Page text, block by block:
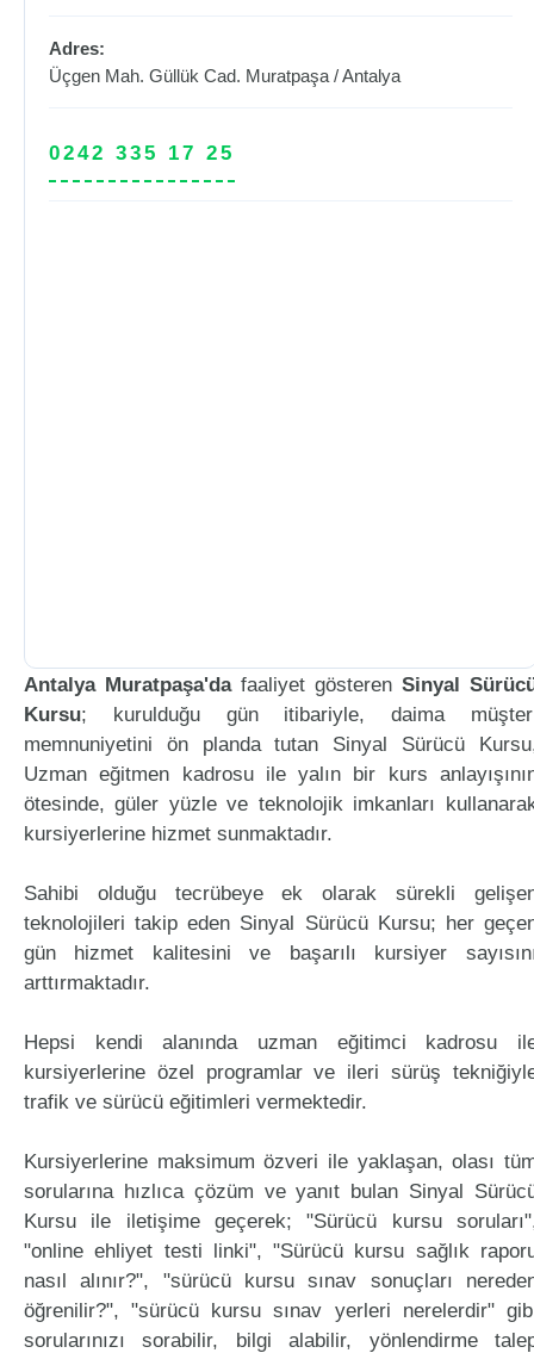
Adres:
Üçgen Mah. Güllük Cad. Muratpaşa /Antalya
0242 335 17 25
Antalya Muratpaşa'dafaaliyet gösteren Sinyal
Kursu; kurulduğu gün itibariyle, daima
memnuniyetini ön planda tutan Sinyal Sürücü
Uzman eğitmen kadrosu ile yalın bir kurs
ötesinde, güler yüzle ve teknolojik imkanları
kursiyerlerine hizmet sunmaktadır.
Sahibi olduğu tecrübeye ek olarak sürekli
teknolojileri takip eden Sinyal Sürücü Kursu; her
gün hizmet kalitesini ve başarılı kursiyer
arttırmaktadır.
Hepsi kendi alanında uzman eğitimci kadrosu
kursiyerlerine özel programlar ve ileri sürüş
trafik ve sürücü eğitimleri vermektedir.
Kursiyerlerine maksimum özveri ile yaklaşan, olası
sorularına hızlıca çözüm ve yanıt bulan Sinyal
Kursu ile iletişime geçerek; "Sürücü kursu
"online ehliyet testi linki", "Sürücü kursu sağlık
nasıl alınır?", "sürücü kursu sınav sonuçları
öğrenilir?", "sürücü kursu sınav yerleri nerelerdir"
sorularınızı sorabilir, bilgi alabilir, yönlendirme